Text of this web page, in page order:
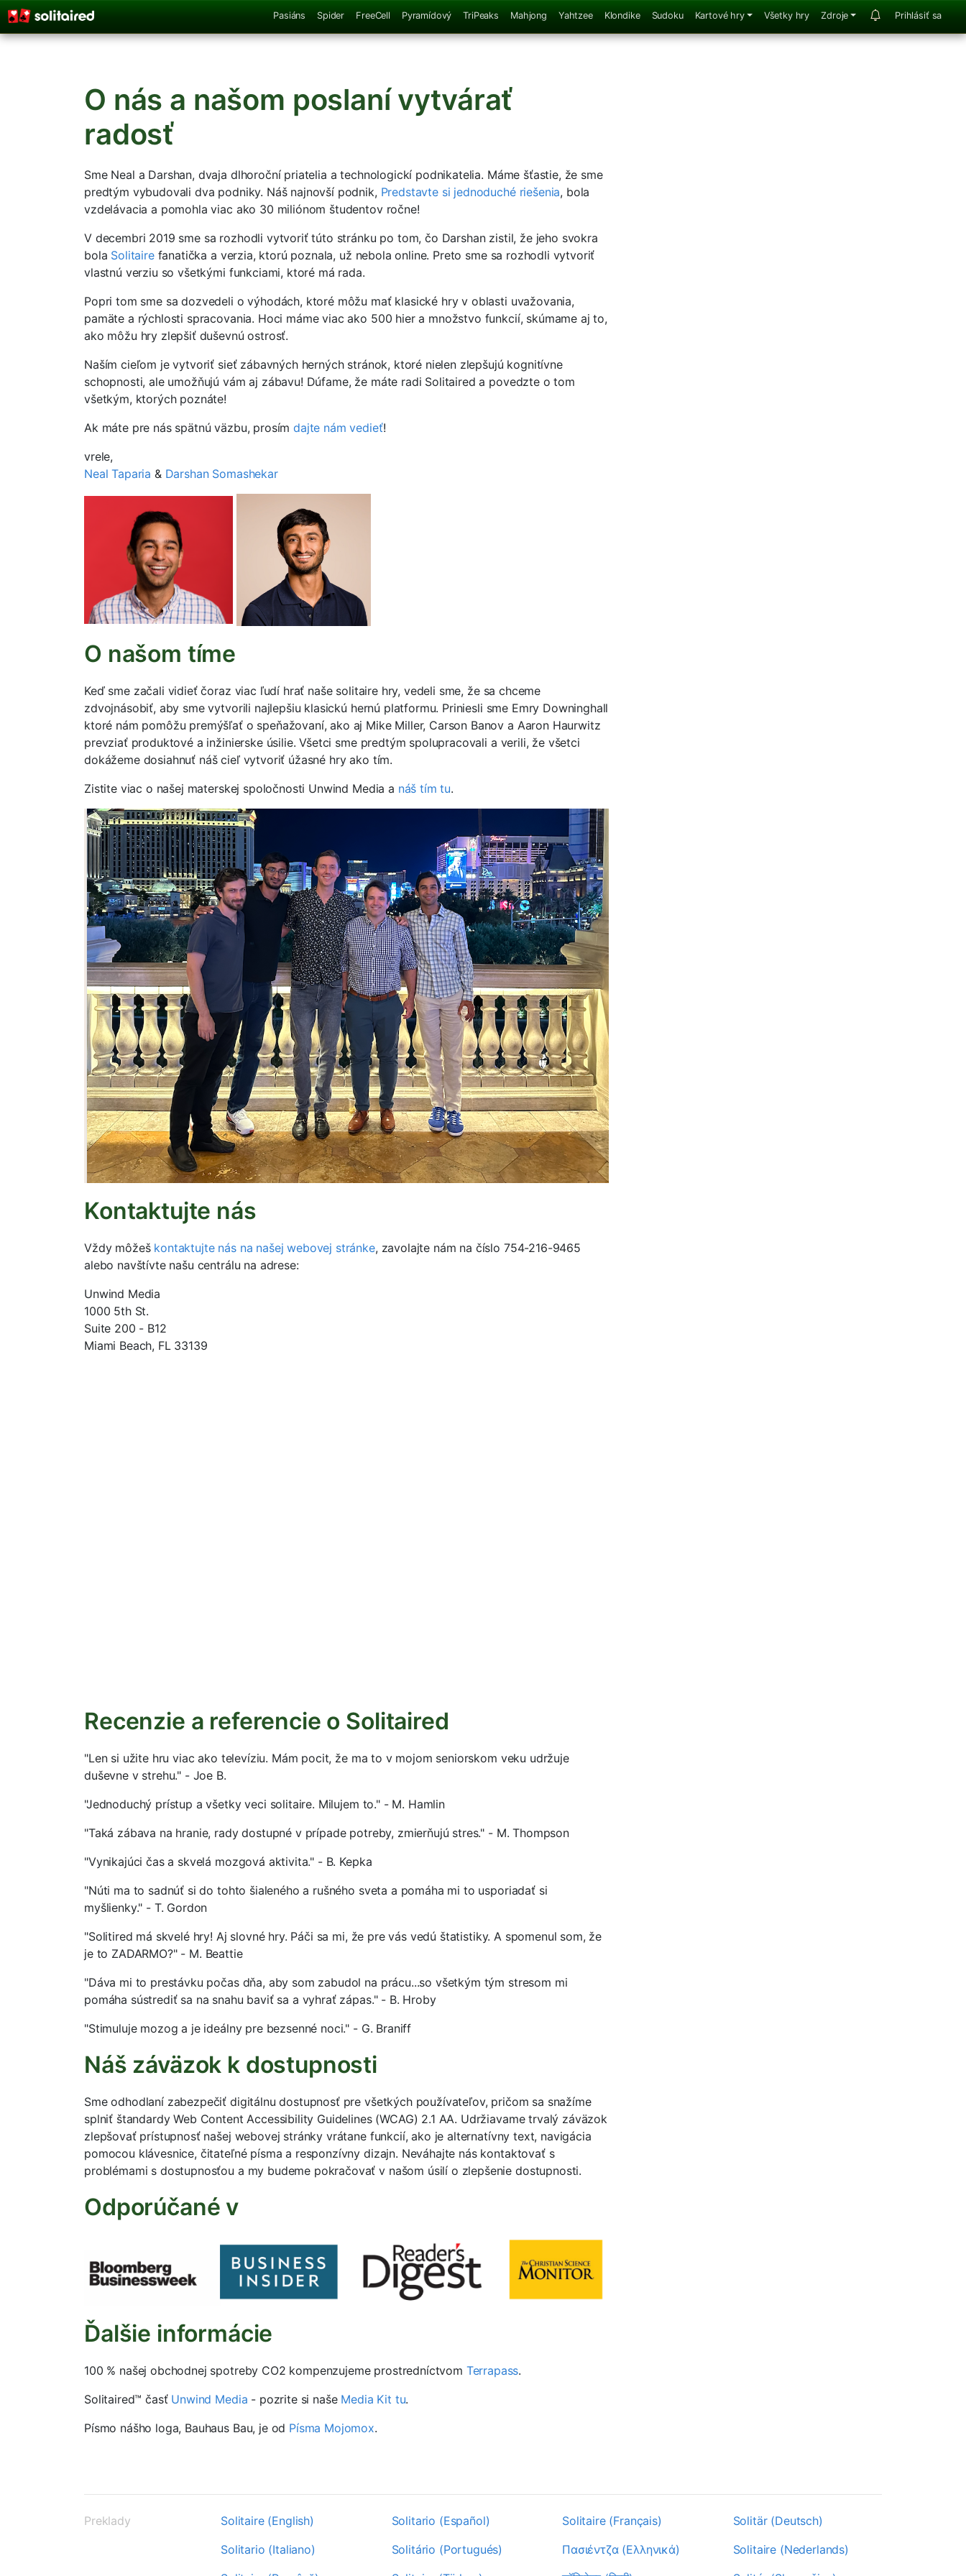
Pasiáns Spider FreeCell Pyramídový TriPeaks Mahjong Yahtzee Klondike Sudoku Kartové hry Všetky hry Zdroje Prihlásiť sa
O nás a našom poslaní vytvárať
radosť
Sme Neal a Darshan, dvaja dlhoroční priatelia a technologickí podnikatelia. Máme šťastie, že sme
predtým vybudovali dva podniky. Náš najnovší podnik, Predstavte si jednoduché riešenia, bola
vzdelávacia a pomohla viac ako 30 miliónom študentov ročne!
V decembri 2019 sme sa rozhodli vytvoriť túto stránku po tom, čo Darshan zistil, že jeho svokra
bola Solitairefanatička a verzia, ktorú poznala, už nebola online. Preto sme sa rozhodli vytvoriť
vlastnú verziu so všetkými funkciami, ktoré má rada.
Popri tom sme sa dozvedeli o výhodách, ktoré môžu mať klasické hry v oblasti uvažovania,
pamäte a rýchlosti spracovania. Hoci máme viac ako 500 hier a množstvo funkcií, skúmame aj to,
ako môžu hry zlepšiť duševnú ostrosť.
Naším cieľom je vytvoriť sieť zábavných herných stránok, ktoré nielen zlepšujú kognitívne
schopnosti, ale umožňujú vám aj zábavu! Dúfame, že máte radi Solitaired a povedzte o tom
všetkým, ktorých poznáte!
Ak máte pre nás spätnú väzbu, prosímdajte nám vedieť!
vrele,
Neal Taparia & Darshan Somashekar
O našom tíme
Keď sme začali vidieť čoraz viac ľudí hrať naše solitaire hry, vedeli sme, že sa chceme
zdvojnásobiť, aby sme vytvorili najlepšiu klasickú hernú platformu. Priniesli sme Emry Downinghall
ktoré nám pomôžu premýšľať o speňažovaní, ako aj Mike Miller, Carson Banov a Aaron Haurwitz
prevziať produktové a inžinierske úsilie. Všetci sme predtým spolupracovali a verili, že všetci
dokážeme dosiahnuť náš cieľ vytvoriť úžasné hry ako tím.
Zistite viac o našej materskej spoločnosti Unwind Media a náš tím tu.
Kontaktujte nás
Vždy môžeš kontaktujte nás na našej webovej stránke, zavolajte nám na číslo 754-216-9465
alebo navštívte našu centrálu na adrese:
Unwind Media
1000 5th St.
Suite 200 - B12
Miami Beach, FL 33139
Recenzie a referencie o Solitaired
"Len si užite hru viac ako televíziu. Mám pocit, že ma to v mojom seniorskom veku udržuje
duševne v strehu." - Joe B.
"Jednoduchý prístup a všetky veci solitaire. Milujem to." - M. Hamlin
"Taká zábava na hranie, rady dostupné v prípade potreby, zmierňujú stres." - M. Thompson
"Vynikajúci čas a skvelá mozgová aktivita." - B. Kepka
"Núti ma to sadnúť si do tohto šialeného a rušného sveta a pomáha mi to usporiadať si
myšlienky." - T. Gordon
"Solitired má skvelé hry! Aj slovné hry. Páči sa mi, že pre vás vedú štatistiky. A spomenul som, že
je to ZADARMO?" - M. Beattie
"Dáva mi to prestávku počas dňa, aby som zabudol na prácu...so všetkým tým stresom mi
pomáha sústrediť sa na snahu baviť sa a vyhrať zápas." - B. Hroby
"Stimuluje mozog a je ideálny pre bezsenné noci." - G. Braniff
Náš záväzok k dostupnosti
Sme odhodlaní zabezpečiť digitálnu dostupnosť pre všetkých používateľov, pričom sa snažíme
splniť štandardy Web Content Accessibility Guidelines (WCAG) 2.1 AA. Udržiavame trvalý záväzok
zlepšovať prístupnosť našej webovej stránky vrátane funkcií, ako je alternatívny text, navigácia
pomocou klávesnice, čitateľné písma a responzívny dizajn. Neváhajte nás kontaktovať s
problémami s dostupnosťou a my budeme pokračovať v našom úsilí o zlepšenie dostupnosti.
Odporúčané v
Ďalšie informácie
100 % našej obchodnej spotreby CO2 kompenzujeme prostredníctvom Terrapass.
Solitaired™ časť Unwind Media - pozrite si naše Media Kit tu.
Písmo nášho loga, Bauhaus Bau, je od Písma Mojomox.
Preklady Solitaire (English) Solitario (Español) Solitaire (Français)
Solitär (Deutsch)
Solitario (Italiano)
Solitário (Portugués) Πασιέντζα (Ελληνικά)
Solitaire (Nederlands)